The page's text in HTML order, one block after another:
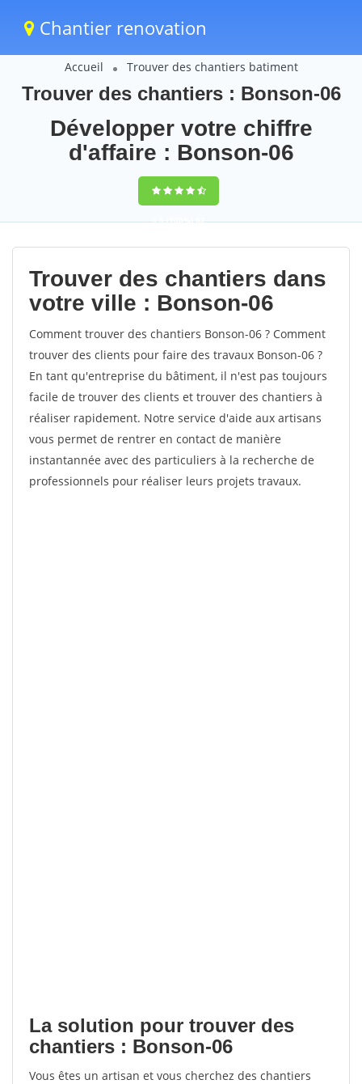
Chantier renovation
Accueil Trouver des chantiers batiment
Trouver des chantiers : Bonson-06
Développer votre chiffre
d'affaire : Bonson-06
9,5(100%)62
votes
Trouver des chantiers dans
votre ville : Bonson-06
Comment trouver des chantiers Bonson-06 ? Comment
trouver des clients pour faire des travaux Bonson-06 ?
En tant qu'entreprise du bâtiment, il n'est pas toujours
facile de trouver des clients et trouver des chantiers à
réaliser rapidement. Notre service d'aide aux artisans
vous permet de rentrer en contact de manière
instantannée avec des particuliers à la recherche de
professionnels pour réaliser leurs projets travaux.
La solution pour trouver des
chantiers : Bonson-06
Vous êtes un artisan et vous cherchez des chantiers